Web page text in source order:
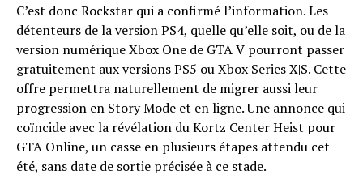
C’est donc Rockstar qui a confirmé l’information. Les
détenteurs de la version PS4, quelle qu’elle soit, ou de la
version numérique Xbox One de GTA V pourront passer
gratuitement aux versions PS5 ou Xbox Series X|S. Cette
offre permettra naturellement de migrer aussi leur
progression en Story Mode et en ligne. Une annonce qui
coïncide avec la révélation du Kortz Center Heist pour
GTA Online, un casse en plusieurs étapes attendu cet
été, sans date de sortie précisée à ce stade.